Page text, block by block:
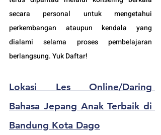
secara personal untuk mengetahui
perkembangan ataupun kendala yang
dialami selama proses pembelajaran
berlangsung. Yuk Daftar!
Lokasi Les Online/Daring
Bahasa Jepang Anak Terbaik di
Bandung Kota Dago